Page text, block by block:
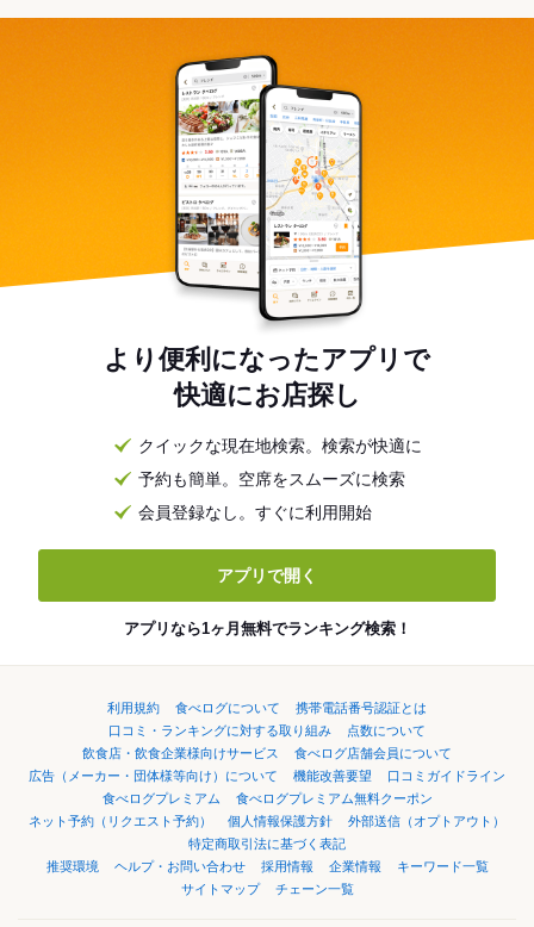
より便利になったアプリで
快適にお店探し
クイックな現在地検索。検索が快適に
予約も簡単。空席をスムーズに検索
会員登録なし。すぐに利用開始
アプリで開く
アプリなら1ヶ月無料でランキング検索！
利用規約 食べログについて
携帯電話番号認証とは
口コミ・ランキングに対する取り組み
点数について
飲食店・飲食企業様向けサービス
食べログ店舗会員について
広告（メーカー・団体様等向け）について
機能改善要望
口コミガイドライン
食べログプレミアム
食べログプレミアム無料クーポン
ネット予約（リクエスト予約）
個人情報保護方針
外部送信（オプトアウト）
特定商取引法に基づく表記
推奨環境
ヘルプ・お問い合わせ 採用情報 企業情報
キーワード一覧
サイトマップ
チェーン一覧